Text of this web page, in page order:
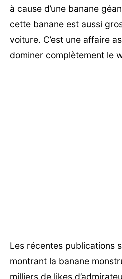
à cause d’une banane
cette banane est aussi
voiture. C’est une affaire
dominer complètement le
Les récentes publications
montrant la banane
milliers de likes